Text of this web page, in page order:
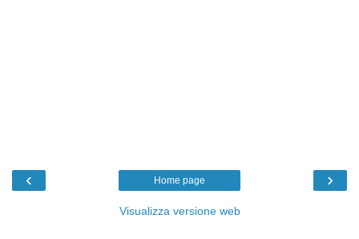
‹ ›
Home page
Visualizza versione web